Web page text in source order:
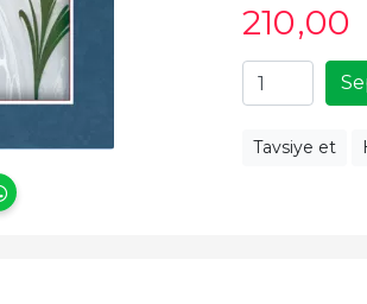
210,00
Tavsiye et